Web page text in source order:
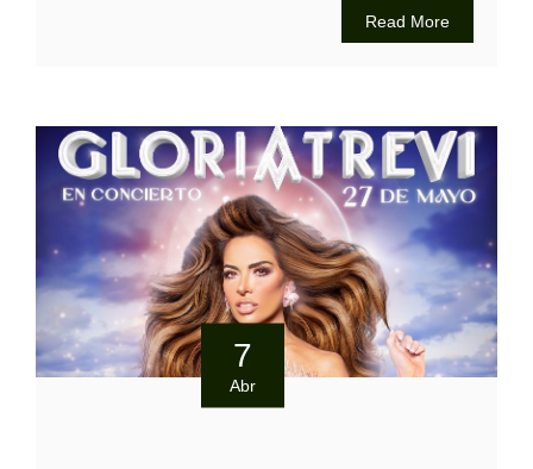
Read More
7
Abr